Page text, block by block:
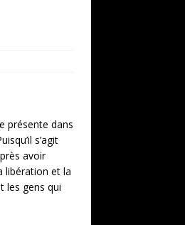
présente dans
s’agit
avoir
libération et la
les gens qui